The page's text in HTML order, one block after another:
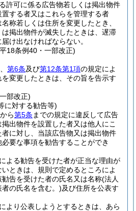
許可に係る広告物若しくは掲出物件
する者又はこれらを管理する者
称若しくは住所を変更したとき、
掲出物件が滅失したときは、遅滞
け出なければならない。
18条例40・一部改正)
第6条及び第12条第1項の規定によ
変更したときは、その旨を告示す
部改正)
に対する勧告等)
から第5条 までの規定に違反して広告
出物件を設置した者又は他人にこ
に対し、当該広告物又は掲出物件
要な事項を勧告することができ
よる勧告を受けた者が正当な理由が
ときは、規則で定めるところによ
勧告を受けた者の氏名又は名称(法人
の氏名を含む。)及び住所を公表す
より公表しようとするときは、あら